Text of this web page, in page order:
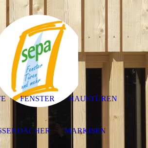
FENSTER HAUSTÜREN
MARKISEN